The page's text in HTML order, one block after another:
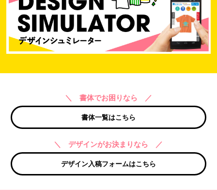
＼ 書体でお困りなら ／
書体一覧はこちら
＼ デザインがお決まりなら ／
デザイン入稿フォームはこちら